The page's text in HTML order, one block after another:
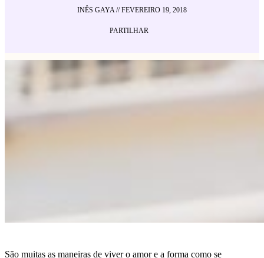
INÊS GAYA //FEVEREIRO 19, 2018
PARTILHAR
São muitas as maneiras de viver o amor e a forma como se